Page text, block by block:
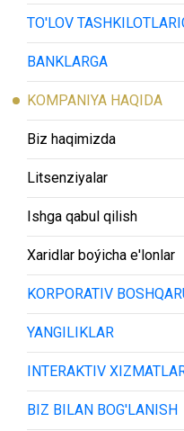
TO'LOV
BANKLARGA
KOMPANIYA HAQIDA
Biz haqimizda
Litsenziyalar
Ishga qabul qilish
Xaridlar boýicha e'lonlar
KORPORATIV
YANGILIKLAR
INTERAKTIV
BIZ BILAN BOG'LANISH